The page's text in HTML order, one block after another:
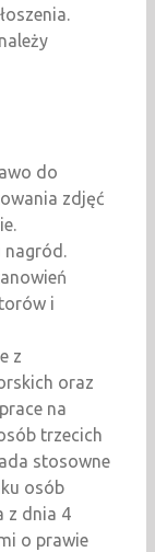
do
zdjęć
nagród.
i
z
oraz
na
trzecich
stosowne
osób
z dnia 4
o prawie